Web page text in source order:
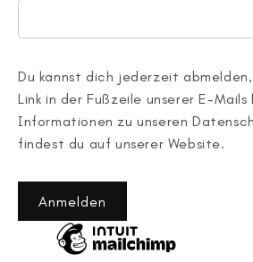
Du kannst dich jederzeit
Link in der Fußzeile unserer E-Mails
Informationen zu unseren
findest du auf unserer Website.
Anmelden